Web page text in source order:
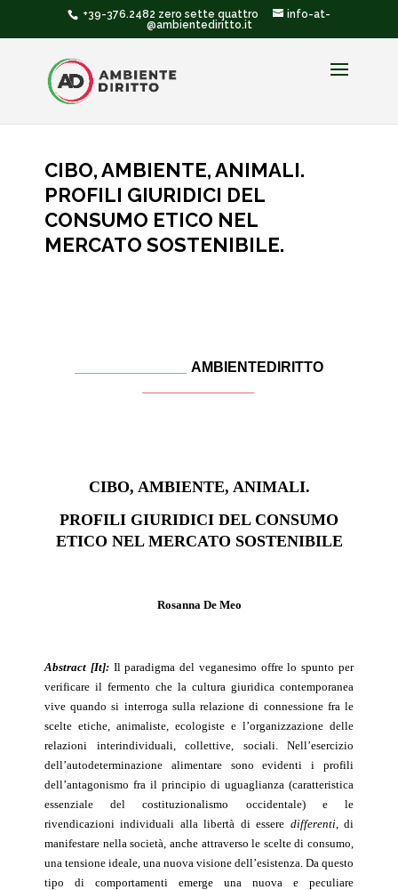
+39-376.2482 zero sette quattro
info-at-
@ambientediritto.it
CIBO, AMBIENTE, ANIMALI.
PROFILI GIURIDICI DEL
CONSUMO ETICO NEL
MERCATO SOSTENIBILE.
AMBIENTEDIRITTO
CIBO, AMBIENTE, ANIMALI.
PROFILI GIURIDICI DEL CONSUMO
ETICO NEL MERCATO SOSTENIBILE
Rosanna De Meo
Abstract [It]: Il paradigma del veganesimo offre lo spunto per
verificare il fermento che la cultura giuridica contemporanea
vive quando si interroga sulla relazione di connessione fra le
scelte etiche, animaliste, ecologiste e l’organizzazione delle
relazioni interindividuali, collettive, sociali. Nell’esercizio
dell’autodeterminazione alimentare sono evidenti i profili
dell’antagonismo fra il principio di uguaglianza (caratteristica
essenziale del costituzionalismo occidentale) e le
rivendicazioni individuali alla libertà di essere differenti, di
manifestare nella società, anche attraverso le scelte di consumo,
una tensione ideale, una nuova visione dell’esistenza. Da questo
tipo di comportamenti emerge una nuova e peculiare